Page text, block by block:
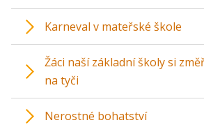
Karneval v mateřské škole
Žáci naší základní školy si
na tyči
Nerostné bohatství